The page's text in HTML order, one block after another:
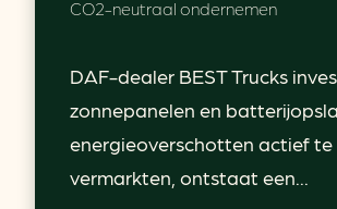
CO2-neutraal ondernemen
DAF-dealer BEST Trucks
zonnepanelen en
energieoverschotten actief te
vermarkten, ontstaat een...